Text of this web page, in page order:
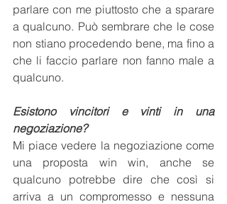
parlare con me piuttosto che a sparare
a qualcuno. Può sembrare che le cose
non stiano procedendo bene, ma fino a
che li faccio parlare non fanno male a
qualcuno.
Esistono vincitori e vinti in una
negoziazione?
Mi piace vedere la negoziazione come
una proposta win win, anche se
qualcuno potrebbe dire che così si
arriva a un compromesso e nessuna